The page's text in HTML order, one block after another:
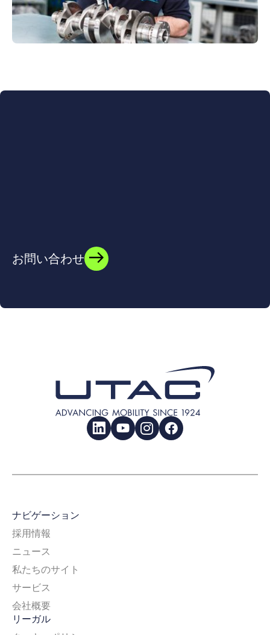
お問い合わせ
LinkedInYouTubeInstagramFacebook
ナビゲーション
採用情報
ニュース
私たちのサイト
サービス
会社概要
リーガル